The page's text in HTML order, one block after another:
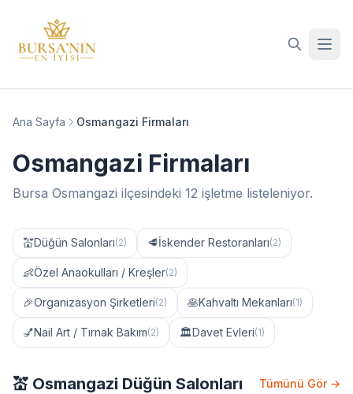
İçeriğe geç
Ana Sayfa Osmangazi Firmaları
Osmangazi Firmaları
Bursa Osmangazi ilçesindeki 12 işletme listeleniyor.
💒Düğün Salonları(2) 🥩İskender Restoranları(2)
👶Özel Anaokulları / Kreşler(2)
🎉Organizasyon Şirketleri(2) 🥞Kahvaltı Mekanları(1)
💅Nail Art / Tırnak Bakım(2) 🏛️Davet Evleri(1)
💒 Osmangazi Düğün Salonları Tümünü Gör →